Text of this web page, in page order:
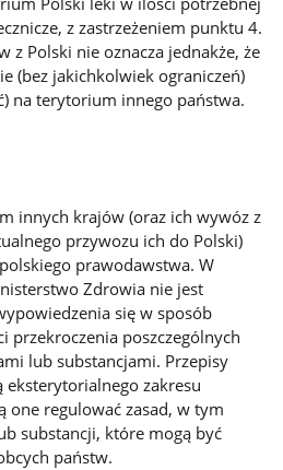
z zastrzeżeniem punktu 4.
z Polski nie oznacza jednakże, że
(bez jakichkolwiek ograniczeń)
na terytorium innego państwa.
innych krajów (oraz ich wywóz z
przywozu ich do Polski)
prawodawstwa. W
Zdrowia nie jest
się w sposób
przekroczenia poszczególnych
lub substancjami. Przepisy
zakresu
one regulować zasad, w tym
substancji, które mogą być
państw.